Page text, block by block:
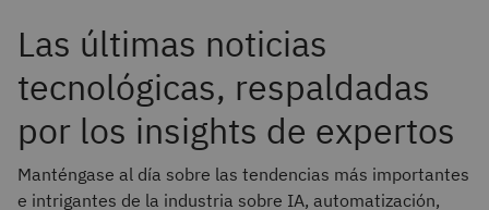
Las últimas noticias
tecnológicas, respaldadas
por los insights de expertos
Manténgase al día sobre las tendencias más importantes
e intrigantes de la industria sobre IA, automatización,